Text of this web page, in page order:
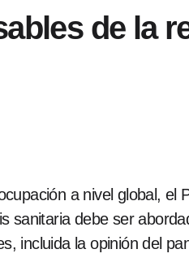
de la
a nivel global, el
sanitaria debe ser
incluida la opinión del